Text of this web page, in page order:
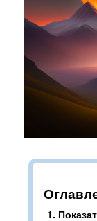
1.